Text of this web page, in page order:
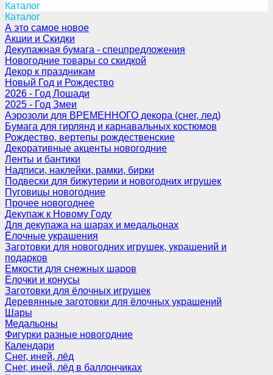
Каталог
Каталог
А это самое новое
Акции и Скидки
Декупажная бумага - спецпредложения
Новогодние товары со скидкой
Декор к праздникам
Новый Год и Рождество
2026 - Год Лошади
2025 - Год Змеи
Аэрозоли для ВРЕМЕННОГО декора (снег, лед)
Бумага для гирлянд и карнавальных костюмов
Рождество, вертепы рождественские
Декоративные акценты новогодние
Ленты и бантики
Надписи, наклейки, рамки, бирки
Подвески для бижутерии и новогодних игрушек
Пуговицы новогодние
Прочее новогоднее
Декупаж к Новому Году
Для декупажа на шарах и медальонах
Ёлочные украшения
Заготовки для новогодних игрушек, украшений и
подарков
Емкости для снежных шаров
Ёлочки и конусы
Заготовки для ёлочных игрушек
Деревянные заготовки для ёлочных украшений
Шары
Медальоны
Фигурки разные новогодние
Календари
Снег, иней, лёд
Снег, иней, лёд в баллончиках